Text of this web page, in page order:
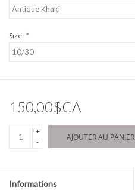
Size: *
150,00$CA
+
-
AJOUTER AU PANIER
Informations